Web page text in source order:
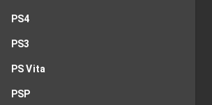
PS4
PS3
PS Vita
PSP